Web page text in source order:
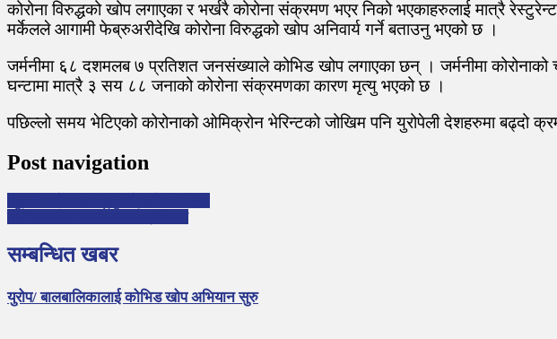
कोरोना विरुद्धको खोप लगाएका र भर्खरै कोरोना संक्रमण भएर निको भएकाहरुलाई मात्रै
मर्केलले आगामी फेब्रुअरीदेखि कोरोना विरुद्धको खोप अनिवार्य गर्ने बताउनु भएको छ ।
जर्मनीमा ६८ दशमलब ७ प्रतिशत जनसंख्याले कोभिड खोप लगाएका छन् । जर्मनीमा
घन्टामा मात्रै ३ सय ८८ जनाको कोरोना संक्रमणका कारण मृत्यु भएको छ ।
पछिल्लो समय भेटिएको कोरोनाको ओमिक्रोन भेरिन्टको जोखिम पनि युरोपेली देशहरुमा
Post navigation
सम्बन्धित खबर
युरोप/ बालबालिकालाई कोभिड खोप अभियान सुरु